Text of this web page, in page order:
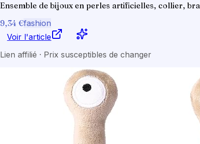
Ensemble de bijoux en perles artificielles, collier,
9,34 €fashion
Voir l'article
Lien affilié · Prix susceptibles de changer